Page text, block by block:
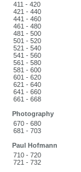
411 - 420
421 - 440
441 - 460
461 - 480
481 - 500
501 - 520
521 - 540
541 - 560
561 - 580
581 - 600
601 - 620
621 - 640
641 - 660
661 - 668
Photography
670 - 680
681 - 703
Paul Hofmann
710 - 720
721 - 732